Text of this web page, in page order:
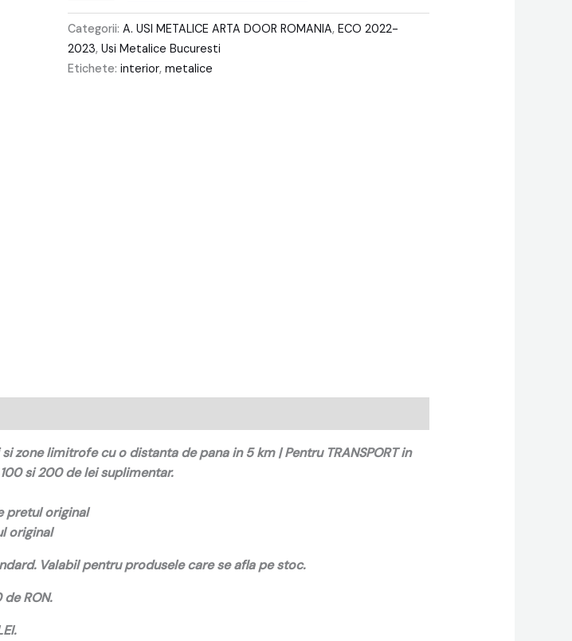
Categorii:A. USI METALICE ARTA DOOR ROMANIA,ECO 2022-
2023,Usi Metalice Bucuresti
Etichete:interior,metalice
zone limitrofe cu o distanta de pana in 5 km | Pentru TRANSPORT in
si 200 de lei suplimentar.
pretul original
original
Valabil pentru produsele care se afla pe stoc.
de RON.